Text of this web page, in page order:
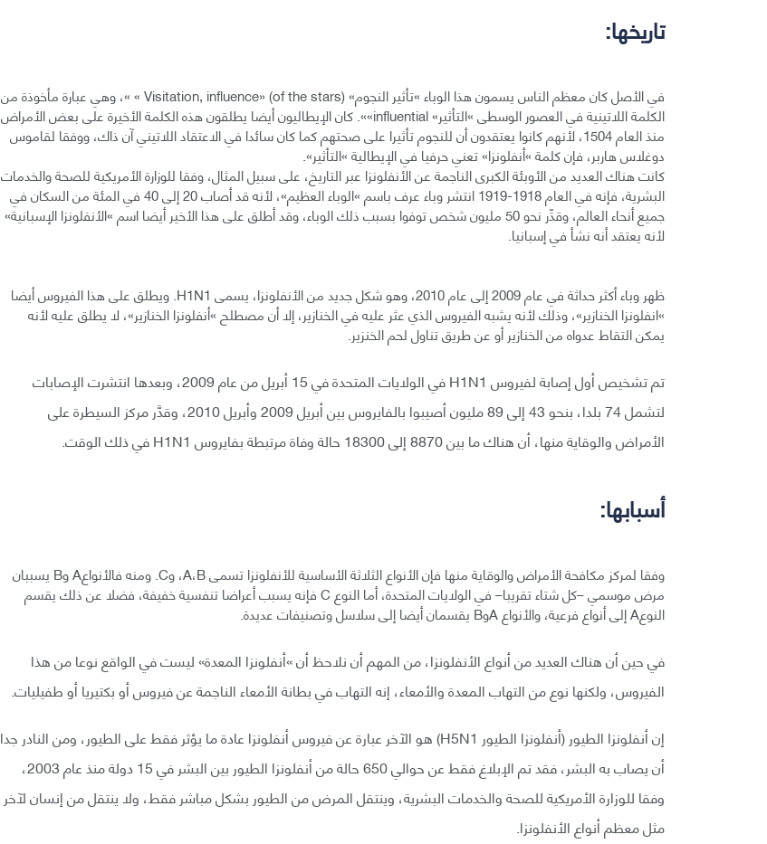
تاريخها:
في الأصل كان معظم الناس يسمون هذا الوباء »تأثير النجوم» Visitation, influence» (of the stars) » »، وهي عبارة مأخوذة من
الكلمة اللاتينية في العصور الوسطى »التأثير» influential»». كان الإيطاليون أيضا يطلقون هذه الكلمة الأخيرة على بعض الأمراض
منذ العام 1504، لأنهم كانوا يعتقدون أن للنجوم تأثيرا على صحتهم كما كان سائدا في الاعتقاد اللاتيني آن ذاك، ووفقا لقاموس
دوغلاس هاربر، فإن كلمة »أنفلونزا» تعني حرفيا في الإيطالية »التأثير».
كانت هناك العديد من الأوبئة الكبرى الناجمة عن الأنفلونزا عبر التاريخ، على سبيل المثال، وفقا للوزارة الأمريكية للصحة والخدمات
البشرية، فإنه في العام 1918-1919 انتشر وباء عرف باسم »الوباء العظيم»، لأنه قد أصاب 20 إلى 40 في المئة من السكان في
جميع أنحاء العالم، وقدِّر نحو 50 مليون شخص توفوا بسبب ذلك الوباء، وقد أطلق على هذا الأخير أيضا اسم »الأنفلونزا الإسبانية»
لأنه يعتقد أنه نشأ في إسبانيا.
ظهر وباء أكثر حداثة في عام 2009 إلى عام 2010، وهو شكل جديد من الأنفلونزا، يسمى H1N1. ويطلق على هذا الفيروس أيضا
»انفلونزا الخنازير»، وذلك لأنه يشبه الفيروس الذي عثر عليه في الخنازير، إلا أن مصطلح »أنفلونزا الخنازير»، لا يطلق عليه لأنه
يمكن التقاط عدواه من الخنازير أو عن طريق تناول لحم الخنزير.
تم تشخيص أول إصابة لفيروس H1N1 في الولايات المتحدة في 15 أبريل من عام 2009، وبعدها انتشرت الإصابات
لتشمل 74 بلدا، بنحو 43 إلى 89 مليون أصيبوا بالفايروس بين أبريل 2009 وأبريل 2010، وقدَّر مركز السيطرة على
الأمراض والوقاية منها، أن هناك ما بين 8870 إلى 18300 حالة وفاة مرتبطة بفايروس H1N1 في ذلك الوقت.
أسبابها:
وفقا لمركز مكافحة الأمراض والوقاية منها فإن الأنواع الثلاثة الأساسية للأنفلونزا تسمى A،B، وC. ومنه فالأنواعA وB يسببان
مرض موسمي –كل شتاء تقريبا– في الولايات المتحدة، أما النوع C فإنه يسبب أعراضا تنفسية خفيفة، فضلا عن ذلك يقسم
النوعA إلى أنواع فرعية، والأنواع AوB يقسمان أيضا إلى سلاسل وتصنيفات عديدة.
في حين أن هناك العديد من أنواع الأنفلونزا، من المهم أن نلاحظ أن »أنفلونزا المعدة» ليست في الواقع نوعا من هذا
الفيروس، ولكنها نوع من التهاب المعدة والأمعاء، إنه التهاب في بطانة الأمعاء الناجمة عن فيروس أو بكتيريا أو طفيليات.
إن أنفلونزا الطيور (أنفلونزا الطيور H5N1) هو الآخر عبارة عن فيروس أنفلونزا عادة ما يؤثر فقط على الطيور، ومن النادر جدا
أن يصاب به البشر، فقد تم الإبلاغ فقط عن حوالي 650 حالة من أنفلونزا الطيور بين البشر في 15 دولة منذ عام 2003،
وفقا للوزارة الأمريكية للصحة والخدمات البشرية، وينتقل المرض من الطيور بشكل مباشر فقط، ولا ينتقل من إنسان لآخر
مثل معظم أنواع الأنفلونزا.